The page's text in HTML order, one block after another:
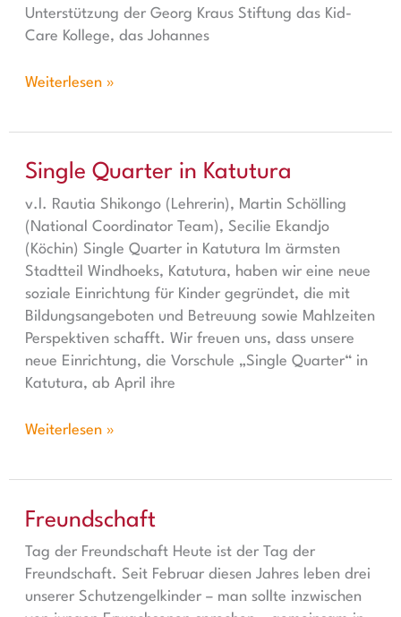
Unterstützung der Georg Kraus Stiftung das Kid-
Care Kollege, das Johannes
Weiterlesen »
Single Quarter in Katutura
v.l. Rautia Shikongo (Lehrerin), Martin Schölling
(National Coordinator Team), Secilie Ekandjo
(Köchin) Single Quarter in Katutura Im ärmsten
Stadtteil Windhoeks, Katutura, haben wir eine neue
soziale Einrichtung für Kinder gegründet, die mit
Bildungsangeboten und Betreuung sowie Mahlzeiten
Perspektiven schafft. Wir freuen uns, dass unsere
neue Einrichtung, die Vorschule „Single Quarter“ in
Katutura, ab April ihre
Single Quarter in Katutura
Weiterlesen »
Freundschaft
Tag der Freundschaft Heute ist der Tag der
Freundschaft. Seit Februar diesen Jahres leben drei
unserer Schutzengelkinder – man sollte inzwischen
Freundschaft